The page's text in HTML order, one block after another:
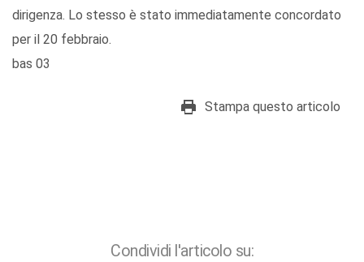
dirigenza. Lo stesso è stato immediatamente concordato
per il 20 febbraio.
bas 03
Stampa questo articolo
Condividi l'articolo su: